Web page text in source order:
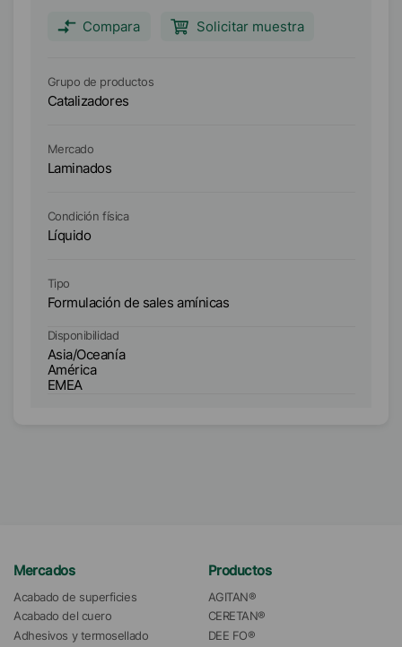
formaldehído (UF) y melamina urea formaldehído
Compara Solicitar muestra
Grupo de productos
Catalizadores
Mercado
Laminados
Condición física
Líquido
Tipo
Formulación de sales amínicas
Disponibilidad
Asia/Oceanía
América
EMEA
Mercados
Acabado de superficies
Acabado del cuero
Adhesivos y termosellado
Productos
AGITAN®
CERETAN®
DEE FO®